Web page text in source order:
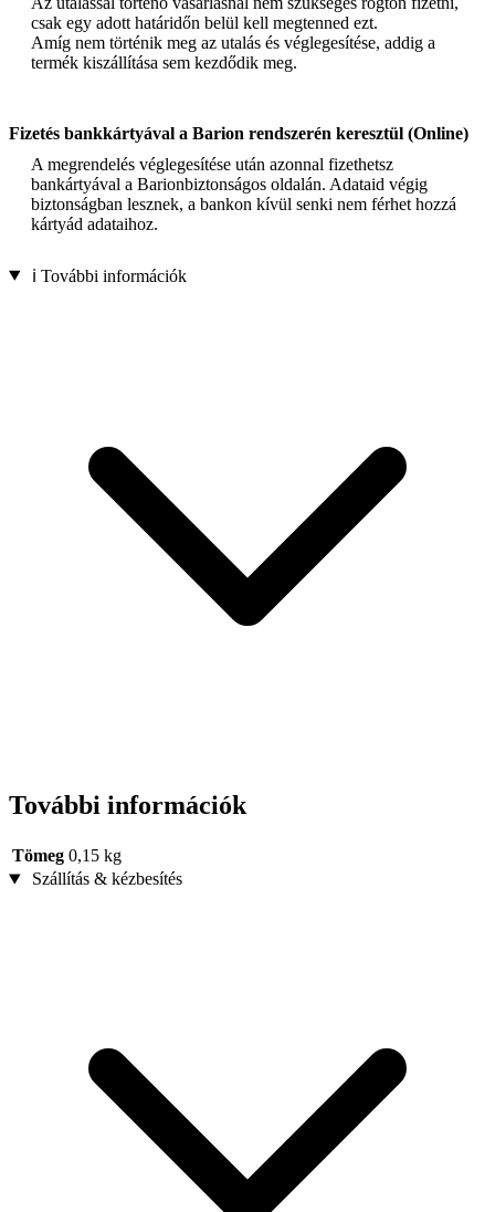
csak egy adott határidőn belül kell megtenned ezt.
Amíg nem történik meg az utalás és véglegesítése, addig a
termék kiszállítása sem kezdődik meg.
Fizetés bankkártyával a Barion rendszerén keresztül (Online)
A megrendelés véglegesítése után azonnal fizethetsz
bankártyával a Barionbiztonságos oldalán. Adataid végig
biztonságban lesznek, a bankon kívül senki nem férhet hozzá
kártyád adataihoz.
ℹ️ További információk
További információk
Tömeg 0,15 kg
Szállítás & kézbesítés